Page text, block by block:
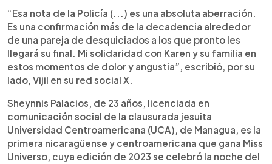
“Esa nota de la Policía (...) es una absoluta aberración.
Es una confirmación más de la decadencia alrededor
de una pareja de desquiciados a los que pronto les
llegará su final. Mi solidaridad con Karen y su familia en
estos momentos de dolor y angustia”, escribió, por su
lado, Vijil en su red social X.
Sheynnis Palacios, de 23 años, licenciada en
comunicación social de la clausurada jesuita
Universidad Centroamericana (UCA), de Managua, es la
primera nicaragüense y centroamericana que gana Miss
Universo, cuya edición de 2023 se celebró la noche del